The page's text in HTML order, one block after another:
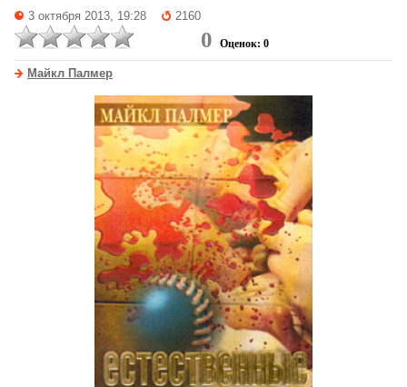
3 октября 2013, 19:28 2160
0 Оценок: 0
Майкл Палмер